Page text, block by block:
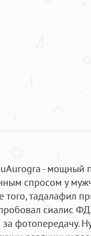
- мощный
спросом у
тадалафил
сиалис
фотопередачу.